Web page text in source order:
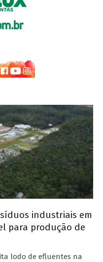
industriais em
para produção de
lodo de efluentes na